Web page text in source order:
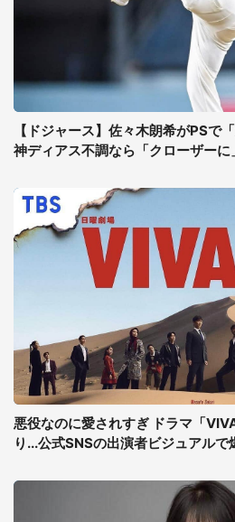
【ドジャース】佐々木朗希がPSで
神ディアス不調なら「クローザー
悪役なのに愛されすぎ ドラマ「
り...公式SNSの出演者ビジュアルで